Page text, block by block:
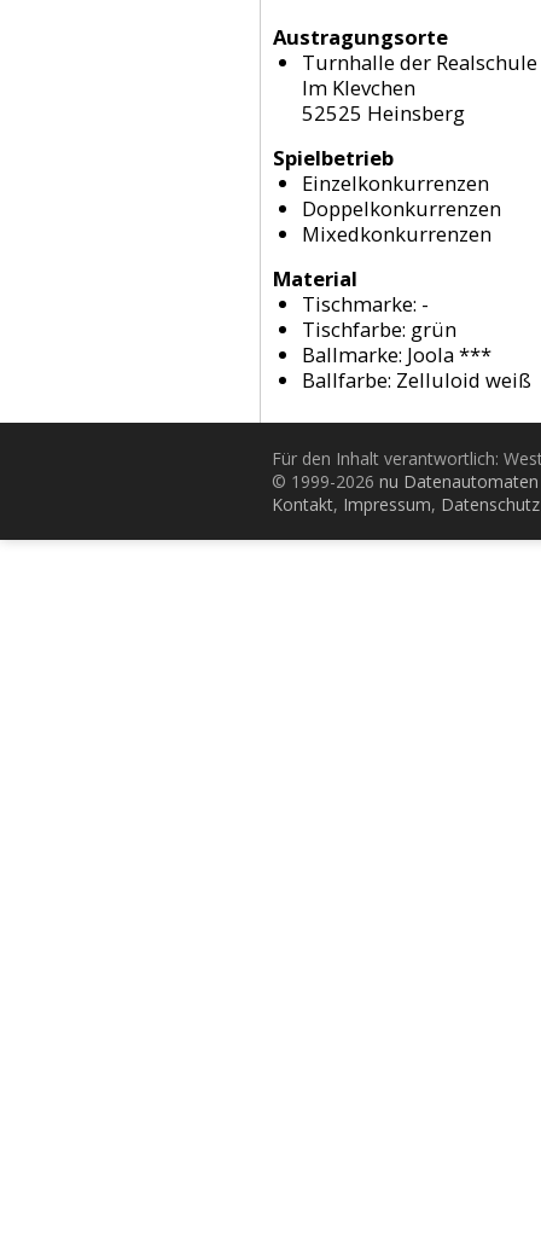
Austragungsorte
Turnhalle der
Im Klevchen
52525 Heinsberg
Spielbetrieb
Einzelkonkurrenzen
Doppelkonkurrenzen
Mixedkonkurrenzen
Material
Tischmarke: -
Tischfarbe: grün
Ballmarke: Joola ***
Ballfarbe: Zelluloid weiß
Für den Inhalt verantwortlich:
© 1999-2026 nu
Kontakt, Impressum, Datenschutz